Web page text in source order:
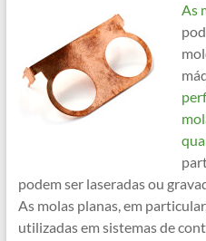
As
podem ser laseradas ou
As molas planas, em
utilizadas em sistemas de